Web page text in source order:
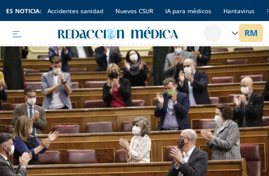
ES NOTICIA: Accidentes sanidad Nuevos CSUR IA para médicos Hantavirus